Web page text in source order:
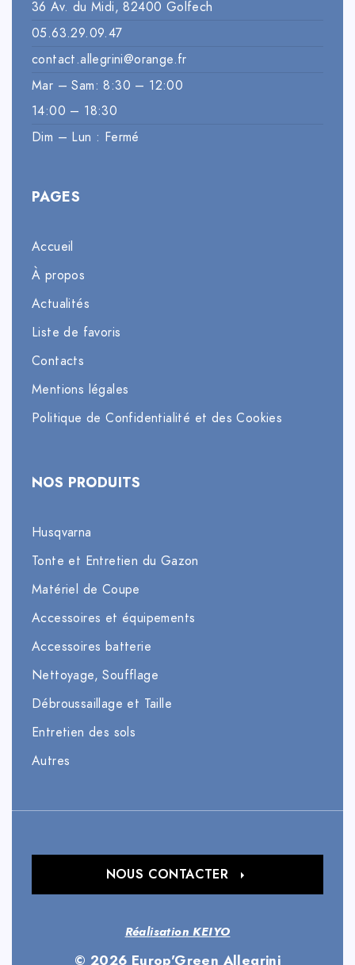
36 Av. du Midi, 82400 Golfech
05.63.29.09.47
contact.allegrini@orange.fr
Mar – Sam: 8:30 – 12:00
14:00 – 18:30
Dim – Lun : Fermé
PAGES
Accueil
À propos
Actualités
Liste de favoris
Contacts
Mentions légales
Politique de Confidentialité et des Cookies
NOS PRODUITS
Husqvarna
Tonte et Entretien du Gazon
Matériel de Coupe
Accessoires et équipements
Accessoires batterie
Nettoyage, Soufflage
Débroussaillage et Taille
Entretien des sols
Autres
© 2026 Europ'Green Allegrini
Réalisation KEIYO
NOUS CONTACTER